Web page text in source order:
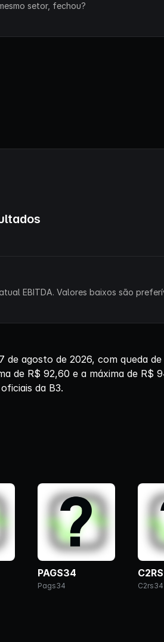
setor, fechou?
EBITDA. Valores baixos são
agosto de 2026, com queda de
de R$ 92,60 e a máxima de R$
da B3.
PAGS34
Pags34 C2rs34